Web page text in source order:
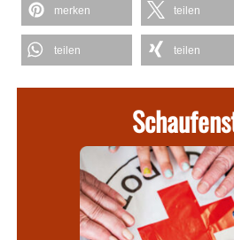
merken teilen
teilen teilen